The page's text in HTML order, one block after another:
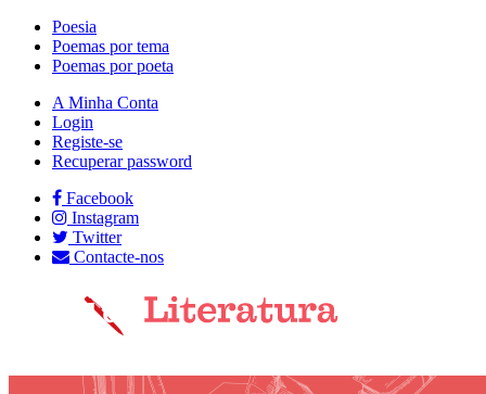
Poesia
Poemas por tema
Poemas por poeta
A Minha Conta
Login
Registe-se
Recuperar password
Facebook
Instagram
Twitter
Contacte-nos